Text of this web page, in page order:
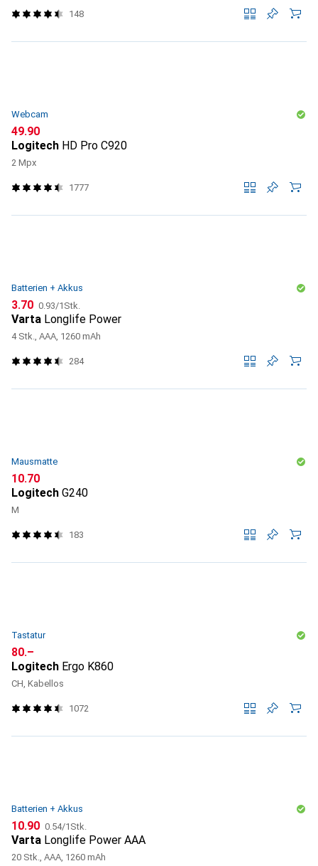
148
Webcam
CHF
49.90
Logitech HD Pro C920
2 Mpx
1777
Batterien + Akkus
CHF
3.70 CHF
0.93/1Stk.
Varta Longlife Power
4 Stk., AAA, 1260 mAh
284
Mausmatte
CHF
10.70
Logitech G240
M
183
Tastatur
CHF
80.–
Logitech Ergo K860
CH, Kabellos
1072
Batterien + Akkus
CHF
10.90 CHF
0.54/1Stk.
Varta Longlife Power AAA
20 Stk., AAA, 1260 mAh